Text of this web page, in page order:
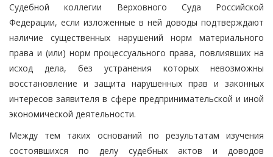
Судебной коллегии Верховного Суда Российской
Федерации, если изложенные в ней доводы подтверждают
наличие существенных нарушений норм материального
права и (или) норм процессуального права, повлиявших на
исход дела, без устранения которых невозможны
восстановление и защита нарушенных прав и законных
интересов заявителя в сфере предпринимательской и иной
экономической деятельности.
Между тем таких оснований по результатам изучения
состоявшихся по делу судебных актов и доводов